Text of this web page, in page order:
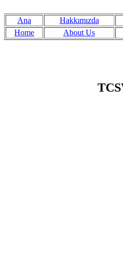
Ana Hakkımızda
Home
About Us